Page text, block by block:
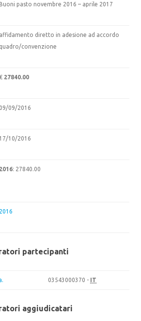
pasto novembre 2016 – aprile 2017
affidamento diretto in adesione ad accordo
quadro/convenzione
€ 27840.00
09/09/2016
17/10/2016
2016: 27840.00
2016
partecipanti
03543000370 - IT
aggiudicatari